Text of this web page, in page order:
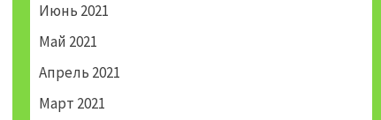
Июнь 2021
Май 2021
Апрель 2021
Март 2021